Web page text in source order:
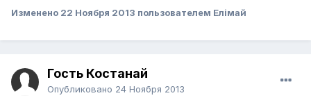
Изменено 22 Ноября 2013 пользователем Елiмай
Гость Костанай
Опубликовано 24 Ноября 2013